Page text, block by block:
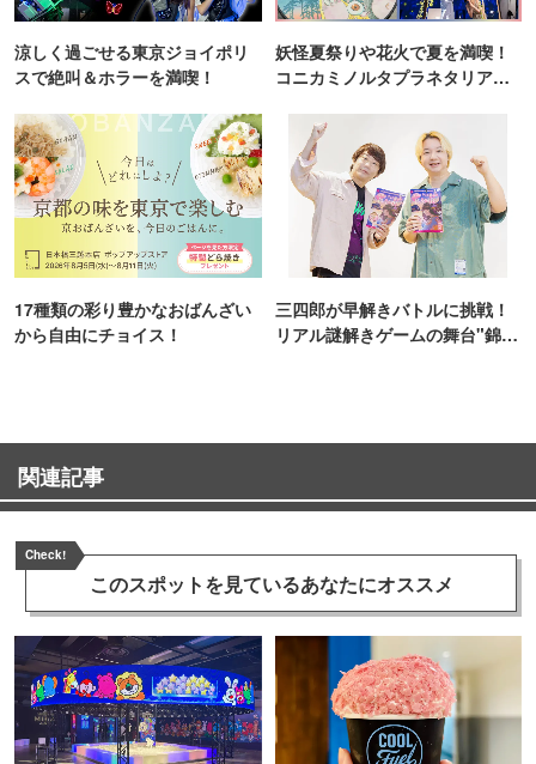
涼しく過ごせる東京ジョイポリ
スで絶叫＆ホラーを満喫！
妖怪夏祭りや花火で夏を満喫！
コニカミノルタプラネタリア
17種類の彩り豊かなおばんざい
から自由にチョイス！
三四郎が早解きバトルに挑戦！
リアル謎解きゲームの舞台"錦糸
関連記事
Check!
このスポットを見ているあなたにオススメ